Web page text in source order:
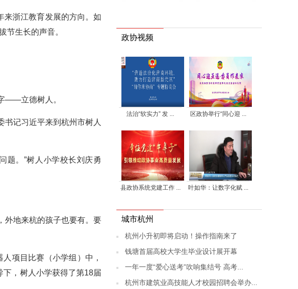
来浙江教育发展的方向。如
节生长的声音。
——立德树人。
书记习近平来到杭州市树人
题。”树人小学校长刘庆勇
外地来杭的孩子也要有。要
项目比赛（小学组）中，
，树人小学获得了第18届
政协视频
法治“软实力” 发 ... 区政协举行“同心迎 ...
县政协系统党建工作 ... 叶如华：让数字化赋 ...
城市杭州
杭州小升初即将启动！操作指南来了
钱塘首届高校大学生毕业设计展开幕
一年一度“爱心送考”吹响集结号 高考...
杭州市建筑业高技能人才校园招聘会举办...